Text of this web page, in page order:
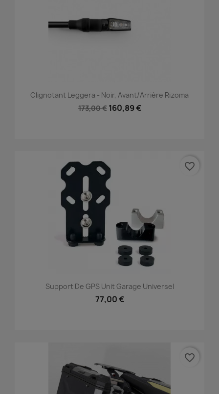
Clignotant Leggera - Noir, Avant/Arrière Rizoma
173,00 € 160,89 €
Support De GPS Unit Garage Universel
77,00 €
favorite_border
favorite_border